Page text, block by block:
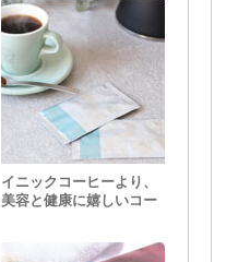
イニックコーヒーより、
美容と健康に嬉しいコー